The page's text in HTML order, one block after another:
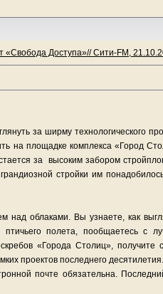
«Свобода Доступа»// Сити-FM,
за ширму технологического
на площадке комплекса «Город
за высоким забором
стройки им
над облаками. Вы узнаете, как
полета, пообщаетесь с
«Города Столиц», получите
проектов последнего десятилетия.
почте обязательна.